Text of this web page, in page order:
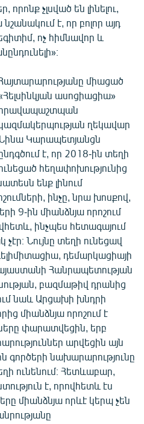
որոնք չլսված են լինելու,
է, որ բոլոր այդ
ոչ հիմնավոր և
միացած
ասոցիացիա»
ղեկավար
Կարապետյանցն
է, որ 2018-ին տեղի
հեղափոխությունից
ենք լինում
ինչը, նրա խոսքով,
9-ին միանձնյա որոշում
ինչպես հետագայում
Նույնը տեղի ունեցավ
դեմարկացիայի
Հանրապետության
բազմաթիվ դրանից
նաև Արցախի խնդրի
միանձնյա որոշում է
փարատվեցին, երբ
արվեցին այն
գործերի նախարարությունը
ունենում։ Հետևաբար,
է, որովհետև էս
միանձնյա որևէ կերպ չեն